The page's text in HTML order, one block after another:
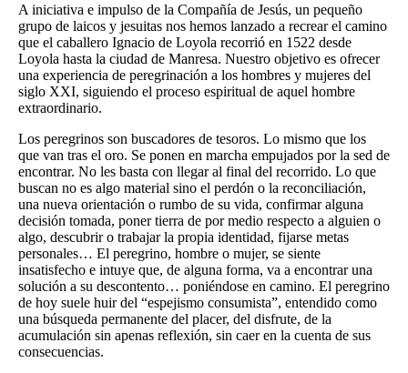
A iniciativa e impulso de la Compañía de Jesús, un pequeño
grupo de laicos y jesuitas nos hemos lanzado a recrear el camino
que el caballero Ignacio de Loyola recorrió en 1522 desde
Loyola hasta la ciudad de Manresa. Nuestro objetivo es ofrecer
una experiencia de peregrinación a los hombres y mujeres del
siglo XXI, siguiendo el proceso espiritual de aquel hombre
extraordinario.
Los peregrinos son buscadores de tesoros. Lo mismo que los
que van tras el oro. Se ponen en marcha empujados por la sed de
encontrar. No les basta con llegar al final del recorrido. Lo que
buscan no es algo material sino el perdón o la reconciliación,
una nueva orientación o rumbo de su vida, confirmar alguna
decisión tomada, poner tierra de por medio respecto a alguien o
algo, descubrir o trabajar la propia identidad, fijarse metas
personales… El peregrino, hombre o mujer, se siente
insatisfecho e intuye que, de alguna forma, va a encontrar una
solución a su descontento… poniéndose en camino. El peregrino
de hoy suele huir del “espejismo consumista”, entendido como
una búsqueda permanente del placer, del disfrute, de la
acumulación sin apenas reflexión, sin caer en la cuenta de sus
consecuencias.